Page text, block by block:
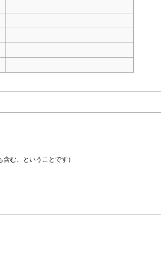
む、ということです）